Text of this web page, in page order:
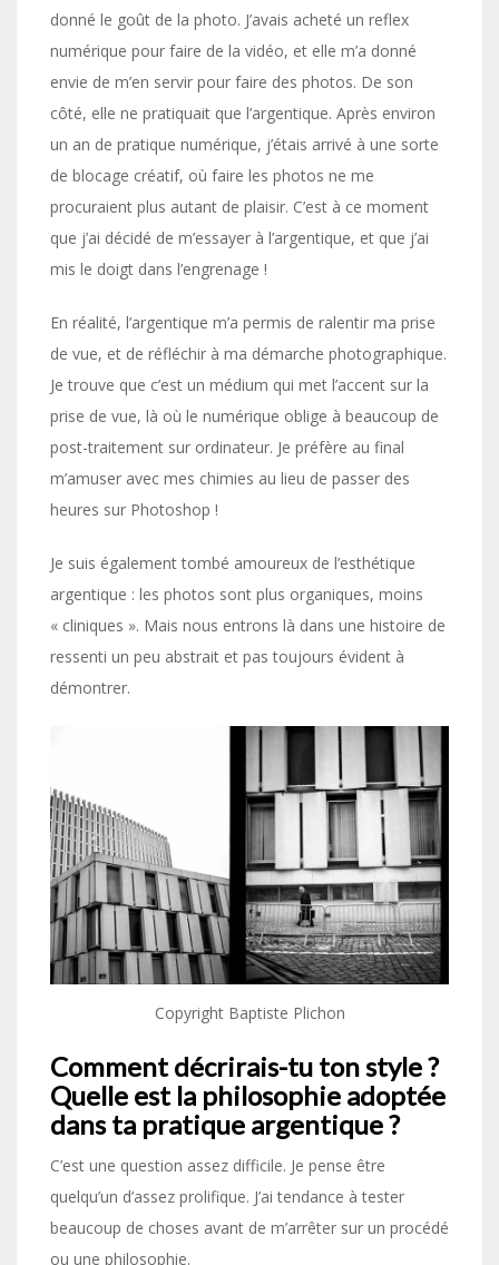
donné le goût de la photo. J’avais acheté un reflex
numérique pour faire de la vidéo, et elle m’a donné
envie de m’en servir pour faire des photos. De son
côté, elle ne pratiquait que l’argentique. Après environ
un an de pratique numérique, j’étais arrivé à une sorte
de blocage créatif, où faire les photos ne me
procuraient plus autant de plaisir. C’est à ce moment
que j’ai décidé de m’essayer à l’argentique, et que j’ai
mis le doigt dans l’engrenage !
En réalité, l’argentique m’a permis de ralentir ma prise
de vue, et de réfléchir à ma démarche photographique.
Je trouve que c’est un médium qui met l’accent sur la
prise de vue, là où le numérique oblige à beaucoup de
post-traitement sur ordinateur. Je préfère au final
m’amuser avec mes chimies au lieu de passer des
heures sur Photoshop !
Je suis également tombé amoureux de l’esthétique
argentique : les photos sont plus organiques, moins
« cliniques ». Mais nous entrons là dans une histoire de
ressenti un peu abstrait et pas toujours évident à
démontrer.
Copyright Baptiste Plichon
Comment décrirais-tu ton style ?
Quelle est la philosophie adoptée
dans ta pratique argentique ?
C’est une question assez difficile. Je pense être
quelqu’un d’assez prolifique. J’ai tendance à tester
beaucoup de choses avant de m’arrêter sur un procédé
ou une philosophie.